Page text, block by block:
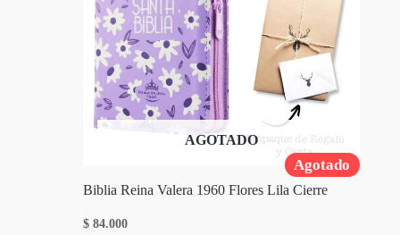
Agotado
AGOTADO
Biblia Reina Valera 1960 Flores Lila Cierre
$ 84.000